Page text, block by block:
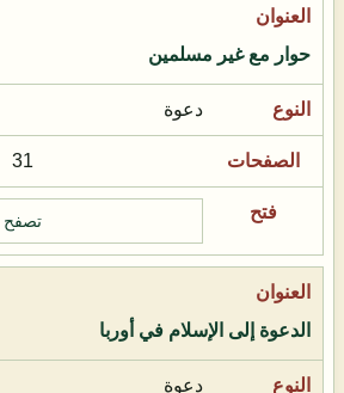
حوار مع غير مسلمين
دعوة
31
تصفح
الدعوة إلى الإسلام في أوربا
دعوة